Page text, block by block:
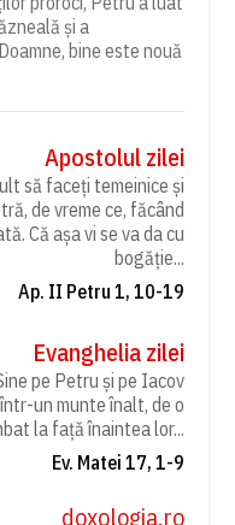
și a
bine este nouă
Apostolul zilei
să faceți temeinice și
de vreme ce, făcând
Că așa vi se va da cu
bogăție...
Ap. II Petru 1, 10-19
Evanghelia zilei
pe Petru și pe Iacov
un munte înalt, de o
la față înaintea lor...
Ev. Matei 17, 1-9
doxologia.ro